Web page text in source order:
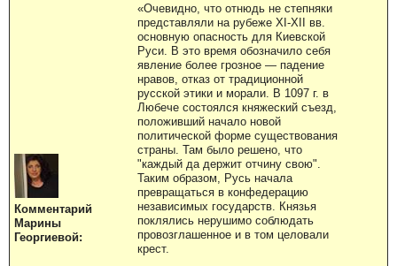
Комментарий
Марины
Георгиевой:
«Очевидно, что отнюдь не степняки
представляли на рубеже XI-XII вв.
основную опасность для Киевской
Руси. В это время обозначило себя
явление более грозное — падение
нравов, отказ от традиционной
русской этики и морали. В 1097 г. в
Любече состоялся княжеский съезд,
положивший начало новой
политической форме существования
страны. Там было решено, что
"каждый да держит отчину свою".
Таким образом, Русь начала
превращаться в конфедерацию
независимых государств. Князья
поклялись нерушимо соблюдать
провозглашенное и в том целовали
крест.